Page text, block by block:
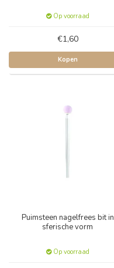
Op voorraad
€1,60
Kopen
Puimsteen nagelfrees bit in
sferische vorm
Op voorraad